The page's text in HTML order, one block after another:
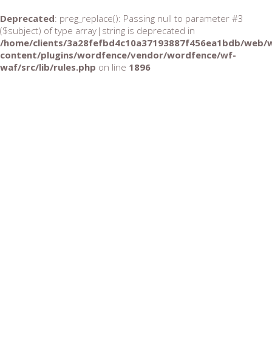
Deprecated: preg_replace(): Passing null to parameter #3
($subject) of type array|string is deprecated in
/home/clients/3a28fefbd4c10a37193887f456ea1bdb/web/
content/plugins/wordfence/vendor/wordfence/wf-
waf/src/lib/rules.php on line 1896